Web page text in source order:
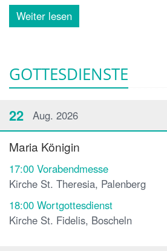
Weiter lesen
GOTTESDIENSTE
22 Aug. 2026
Maria Königin
17:00 Vorabendmesse
Kirche St. Theresia, Palenberg
18:00 Wortgottesdienst
Kirche St. Fidelis, Boscheln